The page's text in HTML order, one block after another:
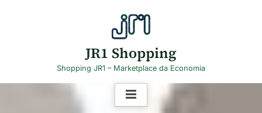
JR1 Shopping
Shopping JR1 – Marketplace da Economia